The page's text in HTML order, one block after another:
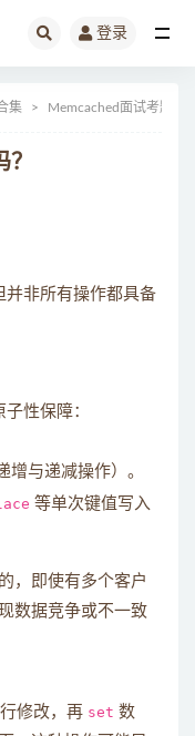
登录
集 Memcached面试考题
并非所有操作都具备
性保障：
增与递减操作）。
等单次键值写入
，即使有多个客户
数据竞争或不一致
修改，再 set 数